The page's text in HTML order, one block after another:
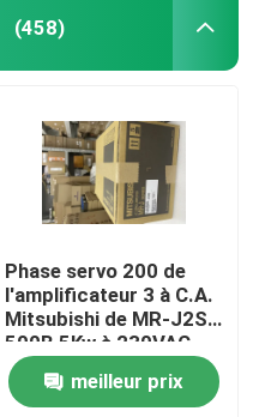
(458)
Phase servo 200 de
l'amplificateur 3 à C.A.
Mitsubishi de MR-J2S-
500B 5Kw à 230VAC
50/60Hz
meilleur prix